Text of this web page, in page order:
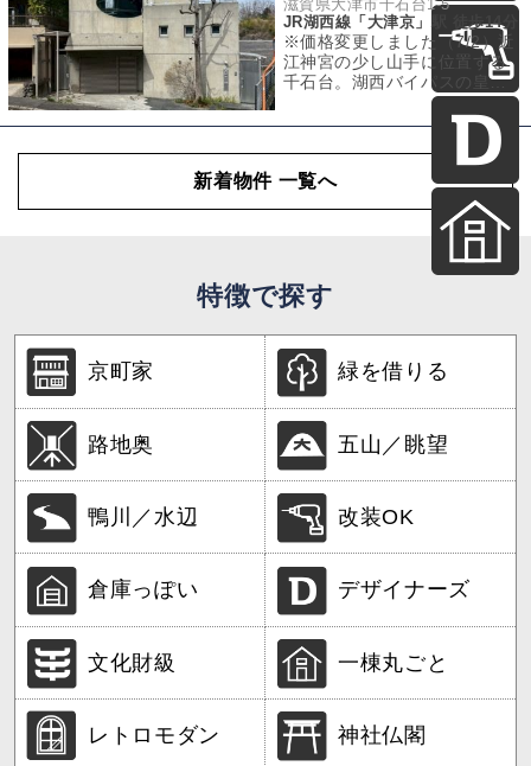
滋賀県大津市千石台1-5
JR湖西線「大津京」駅 徒歩14分
※価格変更しました（7/2）近
江神宮の少し山手に位置する
千石台。湖西バイパスの皇子
山ランプのすぐ脇にあり100世
帯ほどか
新着物件 一覧へ
特徴で探す
京町家 緑を借りる
路地奥 五山／眺望
鴨川／水辺 改装OK
倉庫っぽい デザイナーズ
文化財級 一棟丸ごと
レトロモダン 神社仏閣